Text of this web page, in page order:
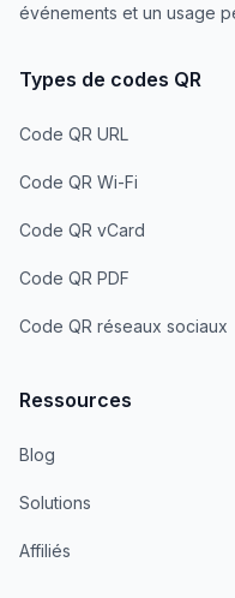
événements et un usage
Types de codes QR
Code QR URL
Code QR Wi-Fi
Code QR vCard
Code QR PDF
Code QR réseaux sociaux
Ressources
Blog
Solutions
Affiliés